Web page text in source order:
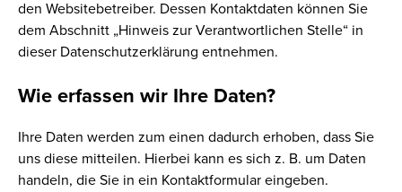
den Websitebetreiber. Dessen Kontaktdaten können Sie
dem Abschnitt „Hinweis zur Verantwortlichen Stelle“ in
dieser Datenschutzerklärung entnehmen.
Wie erfassen wir Ihre Daten?
Ihre Daten werden zum einen dadurch erhoben, dass Sie
uns diese mitteilen. Hierbei kann es sich z. B. um Daten
handeln, die Sie in ein Kontaktformular eingeben.